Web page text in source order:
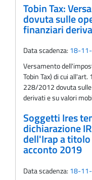
Tobin Tax:
dovuta sulle
finanziari
Data scadenza: 18-
Versamento
Tobin Tax) di cui
228/2012 dovuta
derivati e su valori
Soggetti Ires
dichiarazione
dell'Irap a
acconto 2019
Data scadenza: 18-